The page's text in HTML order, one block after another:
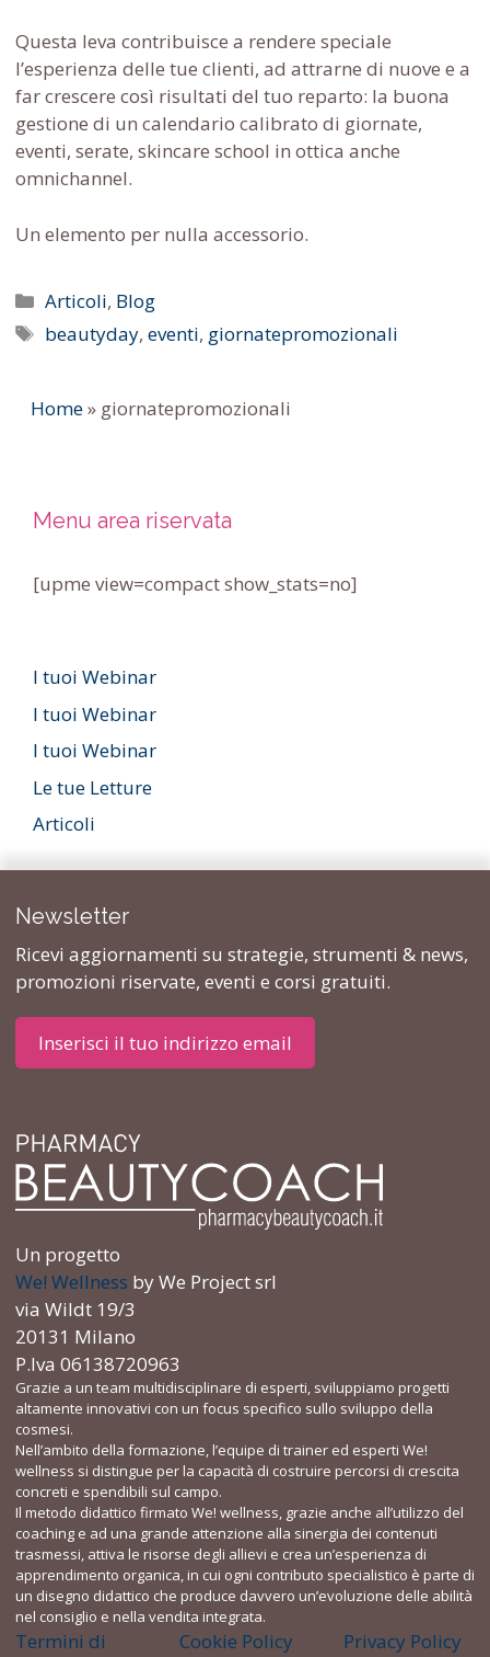
Questa leva contribuisce a rendere speciale
l’esperienza delle tue clienti, ad attrarne di nuove e a
far crescere così risultati del tuo reparto: la buona
gestione di un calendario calibrato di giornate,
eventi, serate, skincare school in ottica anche
omnichannel.
Un elemento per nulla accessorio.
Categorie
Articoli, Blog
Tag
beautyday,eventi, giornatepromozionali
Home» giornatepromozionali
Menu area riservata
[upme view=compact show_stats=no]
I tuoi Webinar
I tuoi Webinar
I tuoi Webinar
Le tue Letture
Articoli
Un progetto
We! Wellness by We Project srl
via Wildt 19/3
20131 Milano
P.Iva 06138720963
Grazie a un team multidisciplinare di esperti, sviluppiamo progetti
altamente innovativi con un focus specifico sullo sviluppo della
cosmesi.
Nell’ambito della formazione, l’equipe di trainer ed esperti We!
wellness si distingue per la capacità di costruire percorsi di crescita
concreti e spendibili sul campo.
Il metodo didattico firmato We! wellness, grazie anche all’utilizzo del
coaching e ad una grande attenzione alla sinergia dei contenuti
trasmessi, attiva le risorse degli allievi e crea un’esperienza di
apprendimento organica, in cui ogni contributo specialistico è parte di
un disegno didattico che produce davvero un’evoluzione delle abilità
nel consiglio e nella vendita integrata.
Termini di
Cookie Policy Privacy Policy
Newsletter
Ricevi aggiornamenti su strategie, strumenti & news,
promozioni riservate, eventi e corsi gratuiti.
Inserisci il tuo indirizzo email